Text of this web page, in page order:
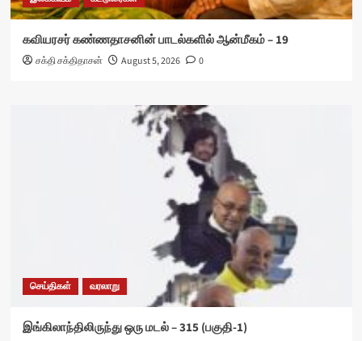
கவியரசர் கண்ணதாசனின் பாடல்களில் ஆன்மீகம் – 19
சக்தி சக்திதாசன் August 5, 2026 0
செய்திகள் வரலாறு
இங்கிலாந்திலிருந்து ஒரு மடல் – 315 (பகுதி-1)